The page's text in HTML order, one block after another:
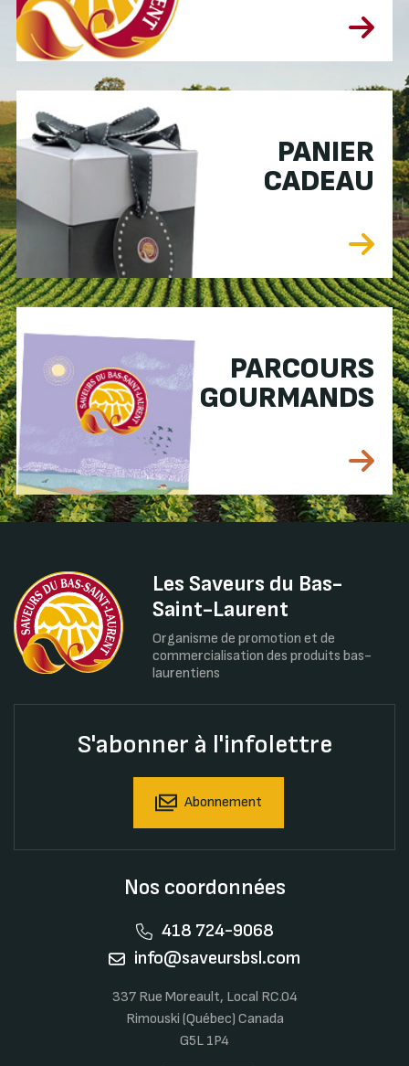
PANIER
CADEAU
PARCOURS
GOURMANDS
Les Saveurs du Bas-
Saint-Laurent
Organisme de promotion et de
commercialisation des produits bas-
laurentiens
S'abonner à l'infolettre
Abonnement
Nos coordonnées
418 724-9068
info@saveursbsl.com
337 Rue Moreault, Local RC.04
Rimouski (Québec) Canada
G5L 1P4